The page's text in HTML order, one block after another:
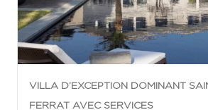
VILLA D’EXCEPTION DOMINANT
FERRAT AVEC SERVICES